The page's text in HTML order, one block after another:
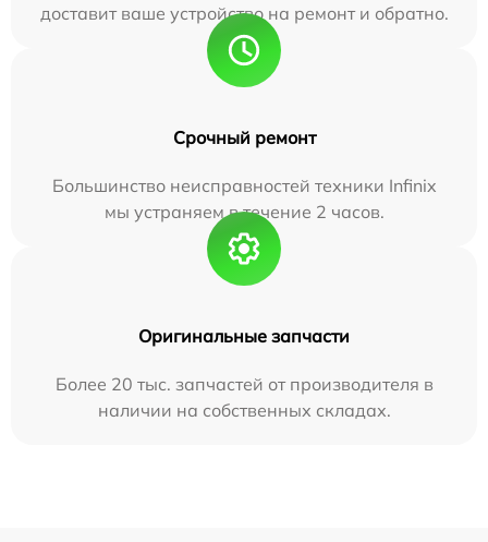
доставит ваше устройство на ремонт и обратно.
Срочный ремонт
Большинство неисправностей техники Infinix
мы устраняем в течение 2 часов.
Оригинальные запчасти
Более 20 тыс. запчастей от производителя в
наличии на собственных складах.